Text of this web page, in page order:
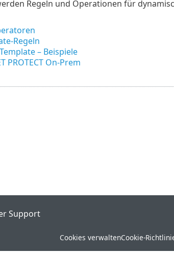
Regeln und Operationen für
Regeln
– Beispiele
PROTECT On-Prem
Support
Cookies verwaltenCookie-